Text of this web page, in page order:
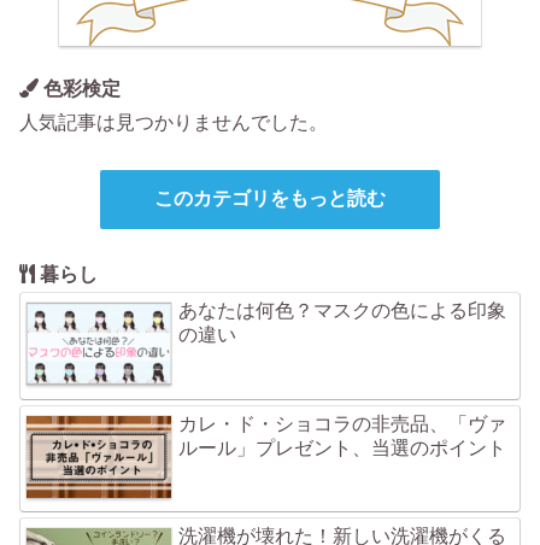
色彩検定
人気記事は見つかりませんでした。
このカテゴリをもっと読む
暮らし
あなたは何色？マスクの色による印象
の違い
カレ・ド・ショコラの非売品、「ヴァ
ルール」プレゼント、当選のポイント
洗濯機が壊れた！新しい洗濯機がくる